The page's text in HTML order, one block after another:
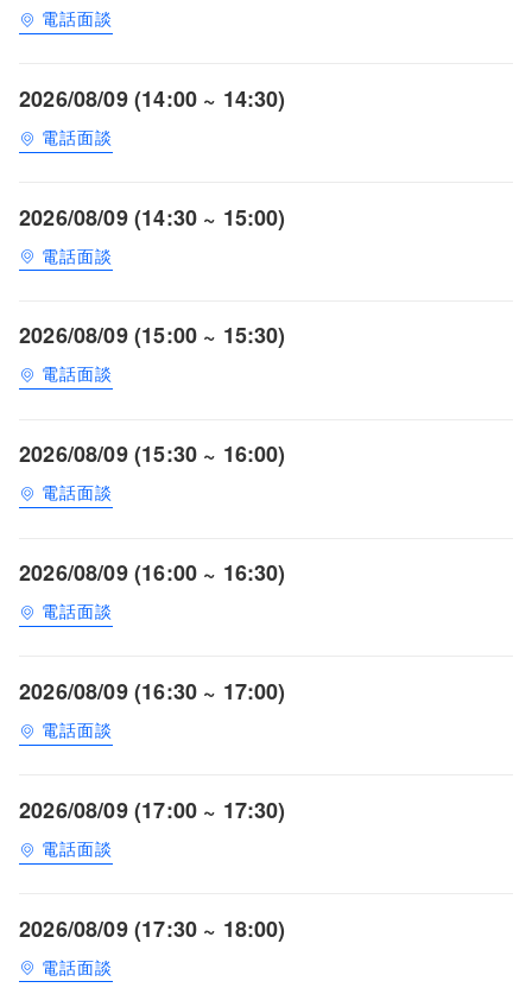
電話面談
2026/08/09 (14:00 ~ 14:30)
電話面談
2026/08/09 (14:30 ~ 15:00)
電話面談
2026/08/09 (15:00 ~ 15:30)
電話面談
2026/08/09 (15:30 ~ 16:00)
電話面談
2026/08/09 (16:00 ~ 16:30)
電話面談
2026/08/09 (16:30 ~ 17:00)
電話面談
2026/08/09 (17:00 ~ 17:30)
電話面談
2026/08/09 (17:30 ~ 18:00)
電話面談